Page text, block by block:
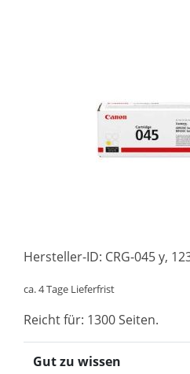
Hersteller-ID: CRG-045 y,
ca. 4 Tage Lieferfrist
Reicht für: 1300 Seiten.
Gut zu wissen